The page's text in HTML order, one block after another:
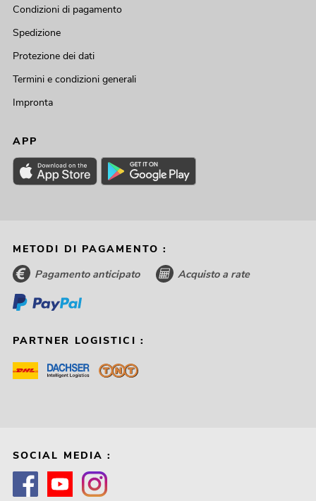
Condizioni di pagamento
Spedizione
Protezione dei dati
Termini e condizioni generali
Impronta
APP
METODI DI PAGAMENTO :
Pagamento anticipato Acquisto a rate
PARTNER LOGISTICI :
SOCIAL MEDIA :